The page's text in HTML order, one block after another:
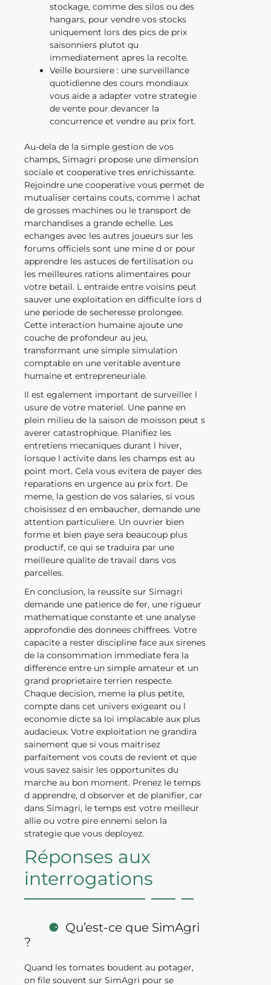
stockage, comme des silos ou des
hangars, pour vendre vos stocks
uniquement lors des pics de prix
saisonniers plutot qu
immediatement apres la recolte.
Veille boursiere : une surveillance
quotidienne des cours mondiaux
vous aide a adapter votre strategie
de vente pour devancer la
concurrence et vendre au prix fort.
Au-dela de la simple gestion de vos
champs, Simagri propose une dimension
sociale et cooperative tres enrichissante.
Rejoindre une cooperative vous permet de
mutualiser certains couts, comme l achat
de grosses machines ou le transport de
marchandises a grande echelle. Les
echanges avec les autres joueurs sur les
forums officiels sont une mine d or pour
apprendre les astuces de fertilisation ou
les meilleures rations alimentaires pour
votre betail. L entraide entre voisins peut
sauver une exploitation en difficulte lors d
une periode de secheresse prolongee.
Cette interaction humaine ajoute une
couche de profondeur au jeu,
transformant une simple simulation
comptable en une veritable aventure
humaine et entrepreneuriale.
Il est egalement important de surveiller l
usure de votre materiel. Une panne en
plein milieu de la saison de moisson peut s
averer catastrophique. Planifiez les
entretiens mecaniques durant l hiver,
lorsque l activite dans les champs est au
point mort. Cela vous evitera de payer des
reparations en urgence au prix fort. De
meme, la gestion de vos salaries, si vous
choisissez d en embaucher, demande une
attention particuliere. Un ouvrier bien
forme et bien paye sera beaucoup plus
productif, ce qui se traduira par une
meilleure qualite de travail dans vos
parcelles.
En conclusion, la reussite sur Simagri
demande une patience de fer, une rigueur
mathematique constante et une analyse
approfondie des donnees chiffrees. Votre
capacite a rester discipline face aux sirenes
de la consommation immediate fera la
difference entre un simple amateur et un
grand proprietaire terrien respecte.
Chaque decision, meme la plus petite,
compte dans cet univers exigeant ou l
economie dicte sa loi implacable aux plus
audacieux. Votre exploitation ne grandira
sainement que si vous maitrisez
parfaitement vos couts de revient et que
vous savez saisir les opportunites du
marche au bon moment. Prenez le temps
d apprendre, d observer et de planifier, car
dans Simagri, le temps est votre meilleur
allie ou votre pire ennemi selon la
strategie que vous deployez.
Réponses aux
interrogations
Qu’est-ce que SimAgri
?
Quand les tomates boudent au potager,
on file souvent sur SimAgri pour se